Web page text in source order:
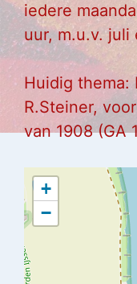
iedere
uur, m.u.v. juli
Huidig thema:
R.Steiner,
van 1908 (GA
+
−